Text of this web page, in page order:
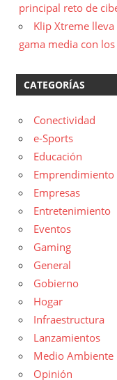
principal reto de
Klip Xtreme
gama media con
CATEGORÍAS
Conectividad
e-Sports
Educación
Emprendimiento
Empresas
Entretenimiento
Eventos
Gaming
General
Gobierno
Hogar
Infraestructura
Lanzamientos
Medio Ambiente
Opinión